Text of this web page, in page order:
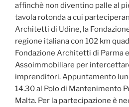
affinchè non diventino palle al
tavola rotonda a cui
Architetti di Udine, la
regione italiana con 102 km
Fondazione Architetti di Parma
Assoimmobiliare per
imprenditori. Appuntamento
14.30 al Polo di Mantenimento
Malta. Per la partecipazione è